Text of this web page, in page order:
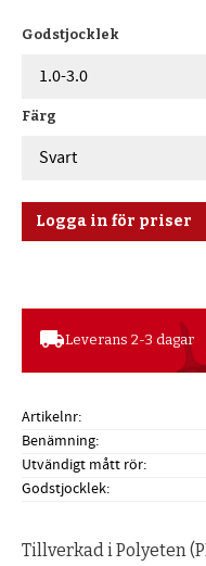
Godstjocklek
Färg
Logga in för priser
local_shippingLeverans 2-3 dagar
Artikelnr
Benämning
Utvändigt mått rör
Godstjocklek
Tillverkad i Polyeten